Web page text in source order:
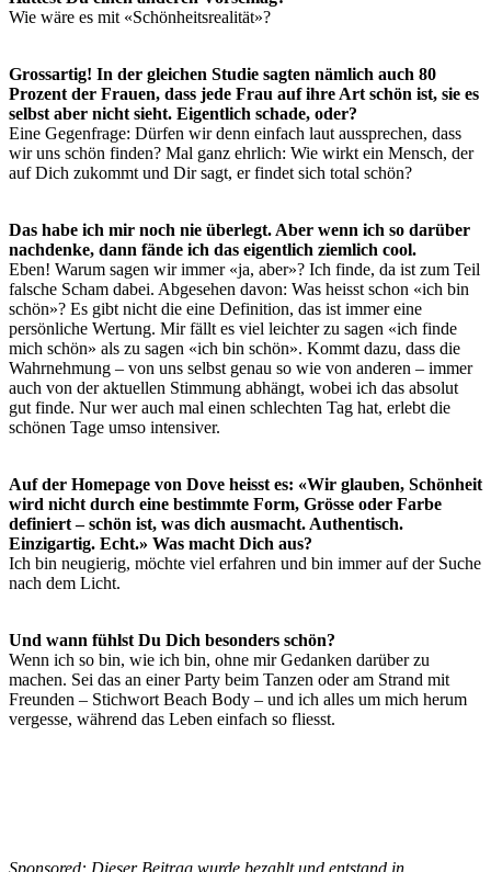
Wie wäre es mit «Schönheitsrealität»?
Grossartig! In der gleichen Studie sagten nämlich auch 80
Prozent der Frauen, dass jede Frau auf ihre Art schön ist, sie es
selbst aber nicht sieht. Eigentlich schade, oder?
Eine Gegenfrage: Dürfen wir denn einfach laut aussprechen, dass
wir uns schön finden? Mal ganz ehrlich: Wie wirkt ein Mensch, der
auf Dich zukommt und Dir sagt, er findet sich total schön?
Das habe ich mir noch nie überlegt. Aber wenn ich so darüber
nachdenke, dann fände ich das eigentlich ziemlich cool.
Eben! Warum sagen wir immer «ja, aber»? Ich finde, da ist zum Teil
falsche Scham dabei. Abgesehen davon: Was heisst schon «ich bin
schön»? Es gibt nicht die eine Definition, das ist immer eine
persönliche Wertung. Mir fällt es viel leichter zu sagen «ich finde
mich schön» als zu sagen «ich bin schön». Kommt dazu, dass die
Wahrnehmung – von uns selbst genau so wie von anderen – immer
auch von der aktuellen Stimmung abhängt, wobei ich das absolut
gut finde. Nur wer auch mal einen schlechten Tag hat, erlebt die
schönen Tage umso intensiver.
Auf der Homepage von Dove heisst es: «Wir glauben, Schönheit
wird nicht durch eine bestimmte Form, Grösse oder Farbe
definiert – schön ist, was dich ausmacht. Authentisch.
Einzigartig. Echt.» Was macht Dich aus?
Ich bin neugierig, möchte viel erfahren und bin immer auf der Suche
nach dem Licht.
Und wann fühlst Du Dich besonders schön?
Wenn ich so bin, wie ich bin, ohne mir Gedanken darüber zu
machen. Sei das an einer Party beim Tanzen oder am Strand mit
Freunden – Stichwort Beach Body – und ich alles um mich herum
vergesse, während das Leben einfach so fliesst.
Sponsored: Dieser Beitrag wurde bezahlt und entstand in